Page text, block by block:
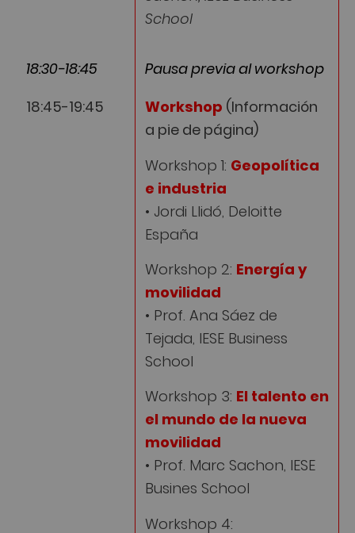
School
18:30-18:45
Pausa previa al workshop
18:45-19:45
Workshop (Información
a pie de página)
Workshop 1: Geopolítica
e industria
• Jordi Llidó, Deloitte
España
Workshop 2: Energía y
movilidad
• Prof. Ana Sáez de
Tejada, IESE Business
School
Workshop 3: El talento en
el mundo de la nueva
movilidad
• Prof. Marc Sachon, IESE
Busines School
Workshop 4: